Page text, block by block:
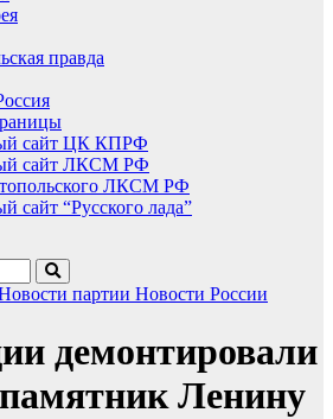
правда
сайт ЦК КПРФ
сайт ЛКСМ РФ
ЛКСМ РФ
сайт “Русского лада”
партии Новости России
демонтировали
Ленину